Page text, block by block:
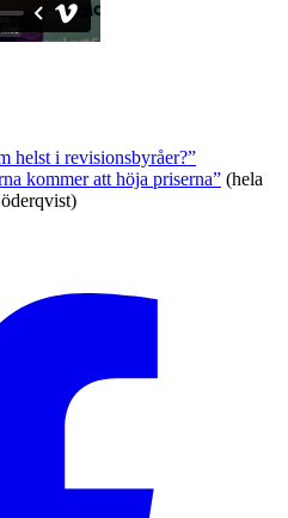
helst i revisionsbyråer?”
kommer att höja priserna” (hela